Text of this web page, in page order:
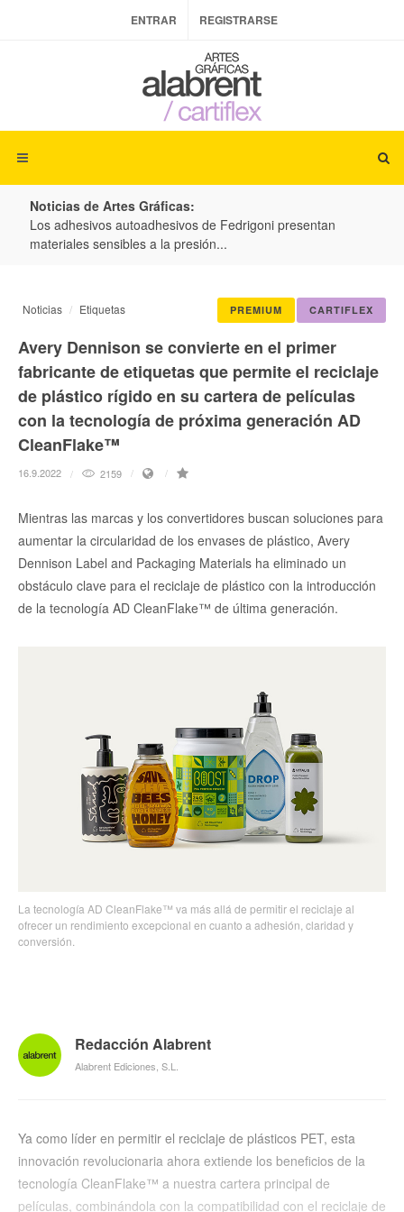
ENTRAR REGISTRARSE
Noticias de Artes Gráficas:
Los adhesivos autoadhesivos de Fedrigoni presentan
materiales sensibles a la presión...
CARTIFLEX
PREMIUM
Noticias Etiquetas
Avery Dennison se convierte en el primer
fabricante de etiquetas que permite el reciclaje
de plástico rígido en su cartera de películas
con la tecnología de próxima generación AD
CleanFlake™
16.9.2022 2159
Mientras las marcas y los convertidores buscan soluciones para
aumentar la circularidad de los envases de plástico, Avery
Dennison Label and Packaging Materials ha eliminado un
obstáculo clave para el reciclaje de plástico con la introducción
de la tecnología AD CleanFlake™ de última generación.
La tecnología AD CleanFlake™ va más allá de permitir el reciclaje al
ofrecer un rendimiento excepcional en cuanto a adhesión, claridad y
conversión.
Redacción Alabrent
Alabrent Ediciones, S.L.
Ya como líder en permitir el reciclaje de plásticos PET, esta
innovación revolucionaria ahora extiende los beneficios de la
tecnología CleanFlake™ a nuestra cartera principal de
películas, combinándola con la compatibilidad con el reciclaje de